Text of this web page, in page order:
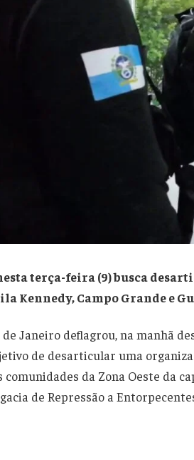
terça-feira (9) busca
Kennedy, Campo Grande e
Janeiro deflagrou, na manhã
de desarticular uma
da Zona Oeste da
de Repressão a